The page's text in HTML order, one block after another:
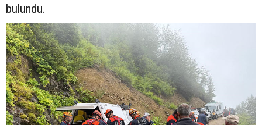
bulundu.